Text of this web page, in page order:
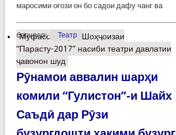
маросими оғози он бо садои дафу чанг ва
барчасп: Театр
Муфассалтаро Шоҳҷоизаи
“Парасту-2017” насиби театри давлатии
ҷавонон шуд
Рӯнамои аввалин шарҳи
комили “Гулистон”-и Шайх
Саъдӣ дар Рӯзи